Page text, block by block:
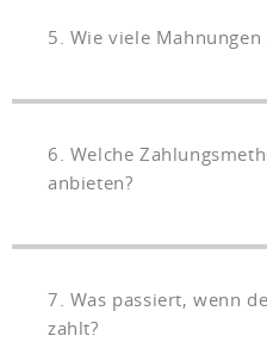
5. Wie viele
6. Welche
anbieten?
7. Was passiert, wenn
zahlt?